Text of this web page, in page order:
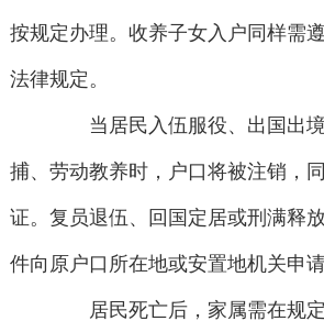
按规定办理。收养子女入户同样需
法律规定。
当居民入伍服役、出国出境
捕、劳动教养时，户口将被注销，
证。复员退伍、回国定居或刑满释
件向原户口所在地或安置地机关申请
居民死亡后，家属需在规定